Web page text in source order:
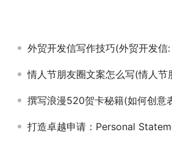
外贸开发信写作技巧(外贸开发信: 成
情人节朋友圈文案怎么写(情人节
撰写浪漫520贺卡秘籍(如何创意表达爱意
打造卓越申请：Personal Statement范文深度解析(提升录取率：